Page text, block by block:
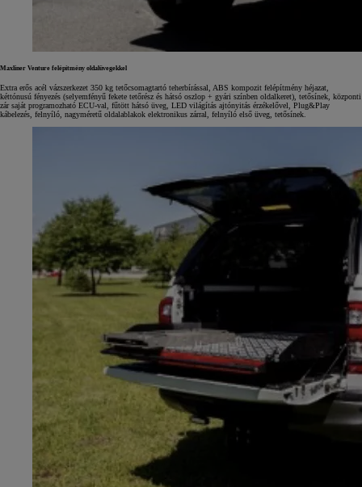
Maxliner Venture felépítmény oldalüvegekkel
Extra erős acél vázszerkezet 350 kg tetőcsomagtartó teherbírással, ABS kompozit felépítmény héjazat,
kéttónusú fényezés (selyemfényű fekete tetőrész és hátsó oszlop + gyári színben oldalkeret), tetősínek, központi
zár saját programozható ECU-val, fűtött hátsó üveg, LED világítás ajtónyitás érzékelővel, Plug&Play
kábelezés, felnyíló, nagyméretű oldalablakok elektronikus zárral, felnyíló első üveg, tetősínek.